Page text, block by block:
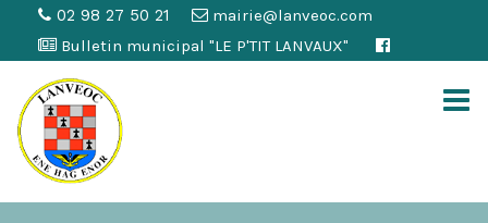
02 98 27 50 21
mairie@lanveoc.com
Bulletin municipal "LE P'TIT LANVAUX"